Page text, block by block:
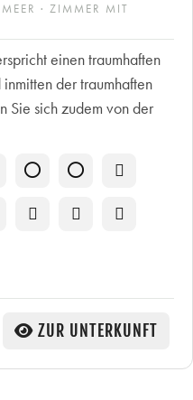
· ZIMMER MIT
einen traumhaften
der traumhaften
Sie sich zudem von der
ZUR UNTERKUNFT